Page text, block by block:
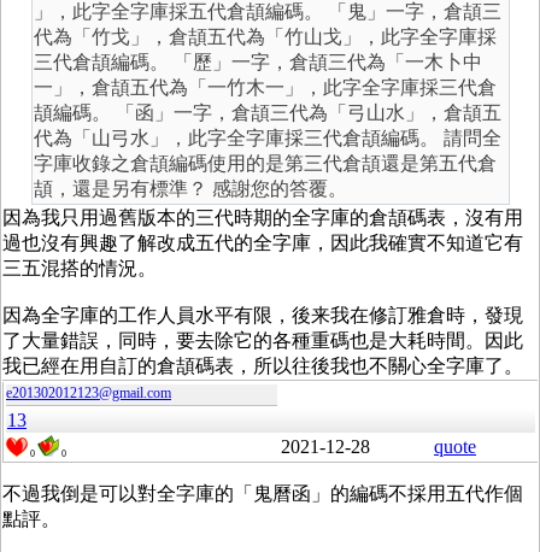
」，此字全字庫採五代倉頡編碼。 「鬼」一字，倉頡三
代為「竹戈」，倉頡五代為「竹山戈」，此字全字庫採
三代倉頡編碼。 「歷」一字，倉頡三代為「一木卜中
一」，倉頡五代為「一竹木一」，此字全字庫採三代倉
頡編碼。 「函」一字，倉頡三代為「弓山水」，倉頡五
代為「山弓水」，此字全字庫採三代倉頡編碼。 請問全
字庫收錄之倉頡編碼使用的是第三代倉頡還是第五代倉
頡，還是另有標準？ 感謝您的答覆。
因為我只用過舊版本的三代時期的全字庫的倉頡碼表，沒有用
過也沒有興趣了解改成五代的全字庫，因此我確實不知道它有
三五混搭的情況。
因為全字庫的工作人員水平有限，後来我在修訂雅倉時，發現
了大量錯誤，同時，要去除它的各種重碼也是大耗時間。因此
我已經在用自訂的倉頡碼表，所以往後我也不關心全字庫了。
e201302012123@gmail.com
13
0 0 2021-12-28 quote
不過我倒是可以對全字庫的「鬼曆函」的編碼不採用五代作個
點評。